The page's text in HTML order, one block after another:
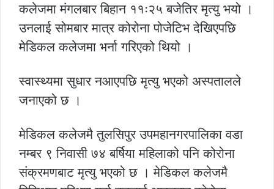
कलेजमा मंगलबार बिहान ११ः२५ बजेतिर मृत्यु भयो ।
उनलाई सोमबार मात्र कोरोना पोजेटिभ देखिएपछि
मेडिकल कलेजमा भर्ना गरिएको थियो ।
स्वास्थ्यमा सुधार नआएपछि मृत्यु भएको अस्पतालले
जनाएको छ ।
मेडिकल कलेजमै तुलसिपुर उपमहानगरपालिका वडा
नम्बर ९ निवासी ७४ बर्षिया महिलाको पनि कोरोना
संक्रमणबाट मृत्यु भएको छ । मेडिकल कलेजमै